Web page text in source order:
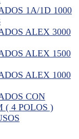
1A/1D 1000
ALEX 3000
ALEX 1500
ALEX 1000
CON
( 4 POLOS )